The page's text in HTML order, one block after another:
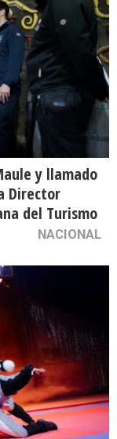
y llamado
Director
del Turismo
NACIONAL